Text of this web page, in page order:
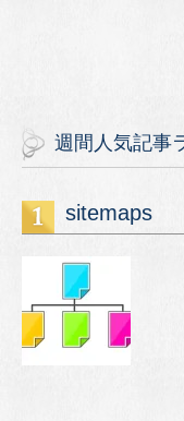
週間人気記事
sitemaps